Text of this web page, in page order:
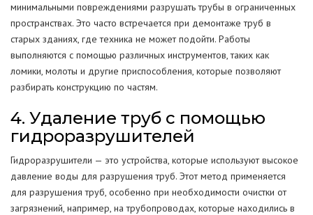
минимальными повреждениями разрушать трубы в ограниченных
пространствах. Это часто встречается при демонтаже труб в
старых зданиях, где техника не может подойти. Работы
выполняются с помощью различных инструментов, таких как
ломики, молоты и другие приспособления, которые позволяют
разбирать конструкцию по частям.
4. Удаление труб с помощью
гидроразрушителей
Гидроразрушители — это устройства, которые используют высокое
давление воды для разрушения труб. Этот метод применяется
для разрушения труб, особенно при необходимости очистки от
загрязнений, например, на трубопроводах, которые находились в